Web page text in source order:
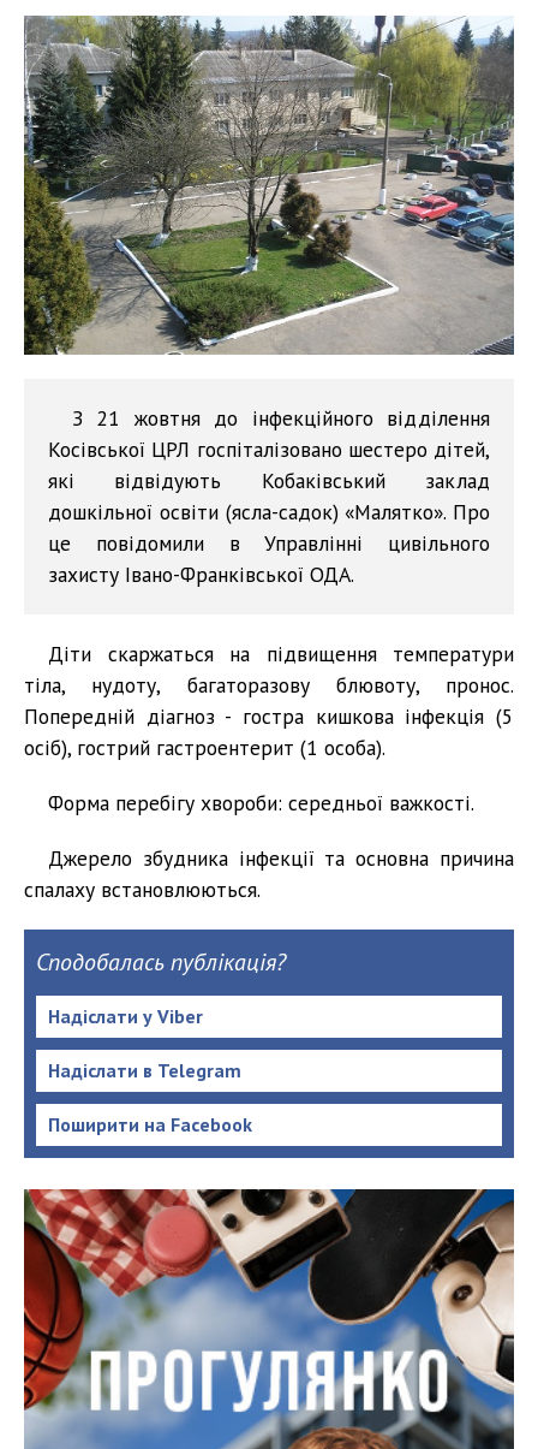
З 21 жовтня до інфекційного відділення
Косівської ЦРЛ госпіталізовано шестеро дітей,
які відвідують Кобаківський заклад
дошкільної освіти (ясла-садок) «Малятко». Про
це повідомили в Управлінні цивільного
захисту Івано-Франківської ОДА.
Діти скаржаться на підвищення температури
тіла, нудоту, багаторазову блювоту, пронос.
Попередній діагноз - гостра кишкова інфекція (5
осіб), гострий гастроентерит (1 особа).
Форма перебігу хвороби: середньої важкості.
Джерело збудника інфекції та основна причина
спалаху встановлюються.
Сподобалась публікація?
Надіслати у Viber
Надіслати в Telegram
Поширити на Facebook